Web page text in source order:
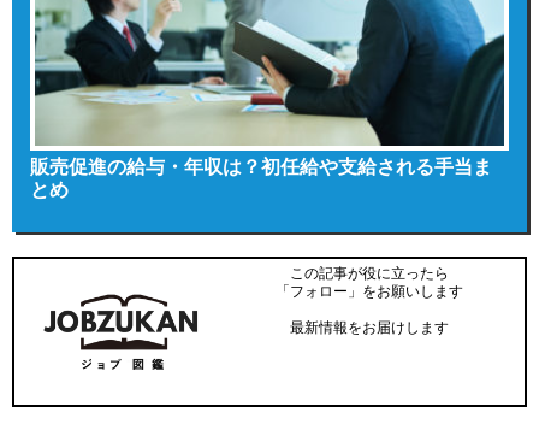
販売促進の給与・年収は？初任給や支給される手当ま
とめ
この記事が役に立ったら
「フォロー」をお願いします
最新情報をお届けします